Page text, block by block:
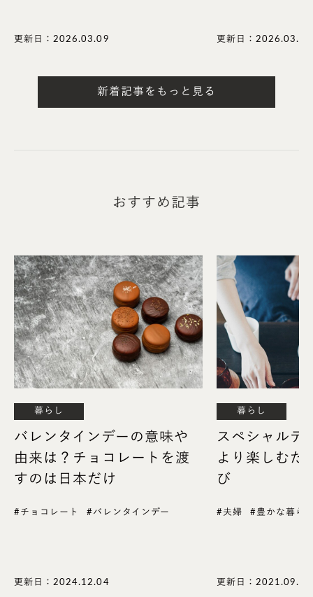
榎本美沙
トーにしたレシピ開発。
広告会社勤務の傍ら、夫婦で一緒に料理を作るレシピ紹介サ
イト「ふたりごはん」を開設。
主に「旬野菜、発酵の手軽料理」などの領域で、雑誌や
夫婦でつくるレシピサイト「 」
更新日：2026.03.09 更新日：2026.03.09
新着記事をもっと見る
おすすめ記事
暮らし
バレンタインデーの意味や
由来は？チョコレートを渡
すのは日本だけ
#チョコレート #バレンタインデー
更新日：2024.12.04
暮らし
スペシャルテ
より楽しむた
び
#夫婦 #豊かな暮ら
更新日：2021.09.26